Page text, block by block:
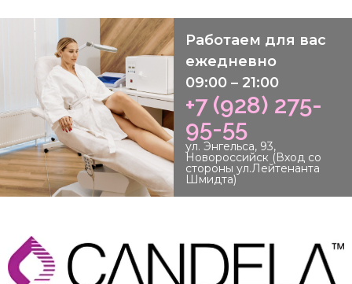
Работаем для вас
ежедневно
09:00 – 21:00
+7 (928) 275-
95-55
ул. Энгельса, 93,
Новороссийск (Вход со
стороны ул.Лейтенанта
Шмидта)